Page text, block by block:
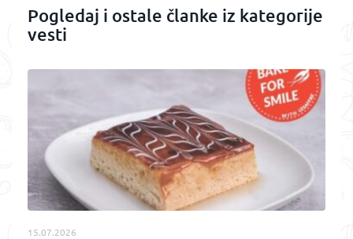
Pogledaj i ostale članke iz kategorije
vesti
15.07.2026